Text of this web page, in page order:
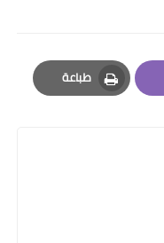
طباعة
Print